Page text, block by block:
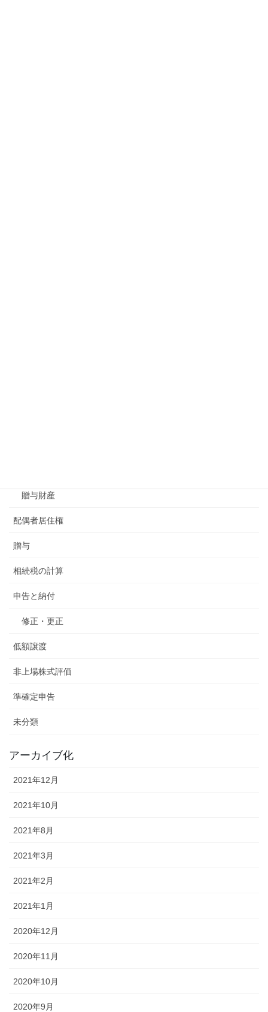
贈与財産
配偶者居住権
贈与
相続税の計算
申告と納付
修正・更正
低額譲渡
非上場株式評価
準確定申告
未分類
アーカイブ化
2021年12月
2021年10月
2021年8月
2021年3月
2021年2月
2021年1月
2020年12月
2020年11月
2020年10月
2020年9月